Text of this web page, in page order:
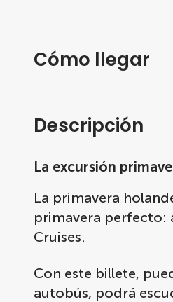
Cómo llegar
Descripción
La excursión
La primavera
primavera perfecto:
Cruises.
Con este billete,
autobús, podrá